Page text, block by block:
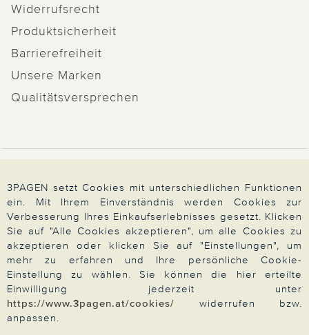
Widerrufsrecht
Produktsicherheit
Barrierefreiheit
Unsere Marken
Qualitätsversprechen
Über 3PAGEN
Wir beraten Sie gern
3PAGEN setzt Cookies mit unterschiedlichen Funktionen
ein. Mit Ihrem Einverständnis werden Cookies zur
Verbesserung Ihres Einkaufserlebnisses gesetzt. Klicken
Sie auf "Alle Cookies akzeptieren", um alle Cookies zu
akzeptieren oder klicken Sie auf "Einstellungen", um
mehr zu erfahren und Ihre persönliche Cookie-
Einstellung zu wählen. Sie können die hier erteilte
Einwilligung jederzeit unter
https://www.3pagen.at/cookies/ widerrufen bzw.
anpassen.